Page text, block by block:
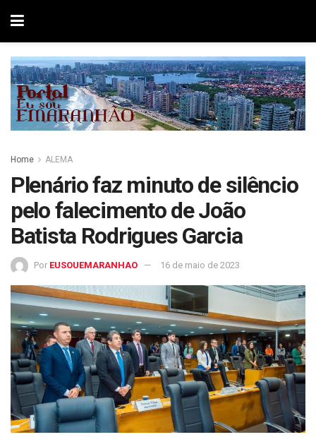
Home ALEMA
Plenário faz minuto de silêncio
pelo falecimento de João
Batista Rodrigues Garcia
Por EUSOUEMARANHAO 16 de maio de 2023